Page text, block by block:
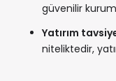
güvenilir
Yatırım
niteliktedir,